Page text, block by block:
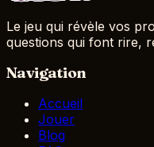
Le jeu qui révèle vos
questions qui font rire,
Navigation
Accueil
Jouer
Blog